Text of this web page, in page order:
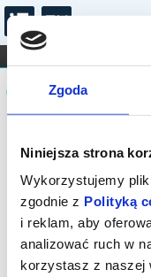
Zgoda
Niniejsza strona
Wykorzystujemy
zgodnie z Polityką
i reklam, aby
analizować ruch w
korzystasz z naszej
FILHARMONIA
DLA DZIECI
Komunikat
Sprzedaż
została